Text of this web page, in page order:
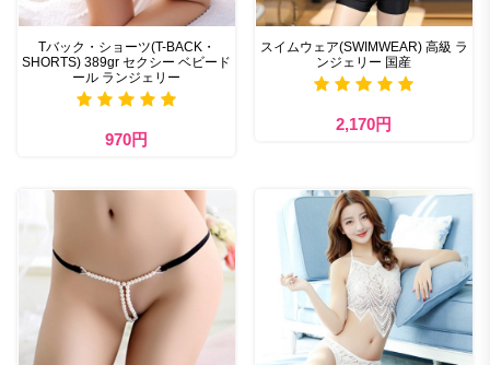
Tバック・ショーツ(T-BACK・
SHORTS) 389gr セクシー ベビード
ール ランジェリー
970円
スイムウェア(SWIMWEAR) 高級 ラ
ンジェリー 国産
2,170円